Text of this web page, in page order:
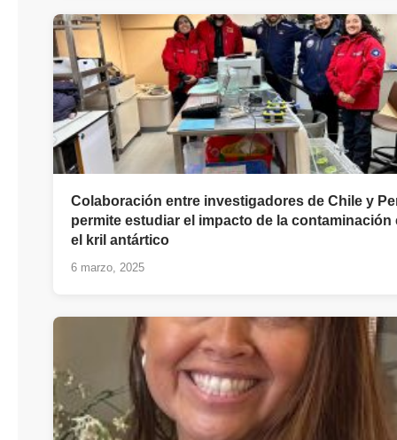
Colaboración entre investigadores de Chile y
permite estudiar el impacto de la contaminación
el kril antártico
6 marzo, 2025